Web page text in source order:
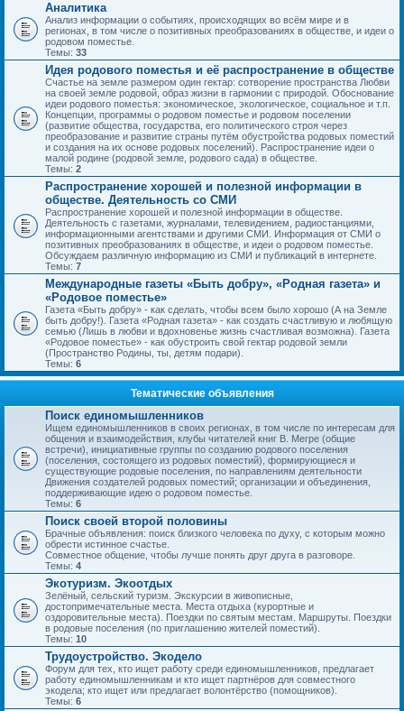
Аналитика
Анализ информации о событиях, происходящих во всём мире и в
регионах, в том числе о позитивных преобразованиях в обществе, и идеи о
родовом поместье.
Темы: 33
Идея родового поместья и её распространение в обществе
Счастье на земле размером один гектар: сотворение пространства Любви
на своей земле родовой, образ жизни в гармонии с природой. Обоснование
идеи родового поместья: экономическое, экологическое, социальное и т.п.
Концепции, программы о родовом поместье и родовом поселении
(развитие общества, государства, его политического строя через
преобразование и развитие страны путём обустройства родовых поместий
и создания на их основе родовых поселений). Распространение идеи о
малой родине (родовой земле, родового сада) в обществе.
Темы: 2
Распространение хорошей и полезной информации в
обществе. Деятельность со СМИ
Распространение хорошей и полезной информации в обществе.
Деятельность с газетами, журналами, телевидением, радиостанциями,
информационными агентствами и другими СМИ. Информация от СМИ о
позитивных преобразованиях в обществе, и идеи о родовом поместье.
Обсуждаем различную информацию из СМИ и публикаций в интернете.
Темы: 7
Международные газеты «Быть добру», «Родная газета» и
«Родовое поместье»
Газета «Быть добру» - как сделать, чтобы всем было хорошо (А на Земле
быть добру!). Газета «Родная газета» - как создать счастливую и любящую
семью (Лишь в любви и вдохновенье жизнь счастливая возможна). Газета
«Родовое поместье» - как обустроить свой гектар родовой земли
(Пространство Родины, ты, детям подари).
Темы: 6
Тематические объявления
Поиск единомышленников
Ищем единомышленников в своих регионах, в том числе по интересам для
общения и взаимодействия, клубы читателей книг В. Мегре (общие
встречи), инициативные группы по созданию родового поселения
(поселения, состоящего из родовых поместий), формирующиеся и
существующие родовые поселения, по направлениям деятельности
Движения создателей родовых поместий; организации и объединения,
поддерживающие идею о родовом поместье.
Темы: 6
Поиск своей второй половины
Брачные объявления: поиск близкого человека по духу, с которым можно
обрести истинное счастье.
Совместное общение, чтобы лучше понять друг друга в разговоре.
Темы: 4
Экотуризм. Экоотдых
Зелёный, сельский туризм. Экскурсии в живописные,
достопримечательные места. Места отдыха (курортные и
оздоровительные места). Поездки по святым местам. Маршруты. Поездки
в родовые поселения (по приглашению жителей поместий).
Темы: 10
Трудоустройство. Экодело
Форум для тех, кто ищет работу среди единомышленников, предлагает
работу единомышленникам и кто ищет партнёров для совместного
экодела; кто ищет или предлагает волонтёрство (помощников).
Темы: 6